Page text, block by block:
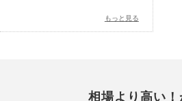
もっと見る
相場より高い！